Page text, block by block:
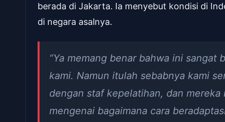
berada di Jakarta. Ia menyebut kondisi di
di negara asalnya.
“Ya memang benar bahwa ini
kami. Namun itulah sebabnya kami
dengan staf kepelatihan, dan
mengenai bagaimana cara